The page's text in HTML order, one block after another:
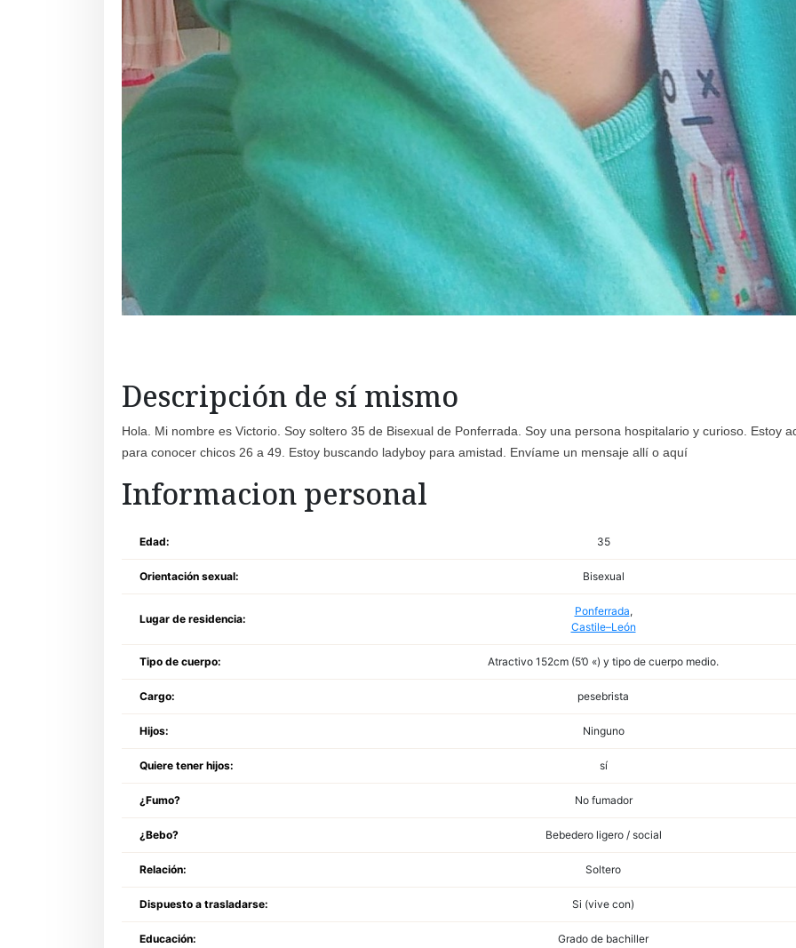
Descripción de sí mismo
Hola. Mi nombre es Victorio. Soy soltero 35 de Bisexual de Ponferrada. Soy una persona hospitalario y curioso. Estoy
para conocer chicos 26 a 49. Estoy buscando ladyboy para amistad. Envíame un mensaje allí o aquí
Informacion personal
Edad: 35
Orientación sexual: Bisexual
Lugar de residencia:
Ponferrada,
Castile–León
Tipo de cuerpo: Atractivo 152cm (5’0 «) y tipo de cuerpo medio.
Cargo: pesebrista
Hijos: Ninguno
Quiere tener hijos: sí
¿Fumo? No fumador
¿Bebo? Bebedero ligero / social
Relación: Soltero
Dispuesto a trasladarse: Si (vive con)
Educación: Grado de bachiller